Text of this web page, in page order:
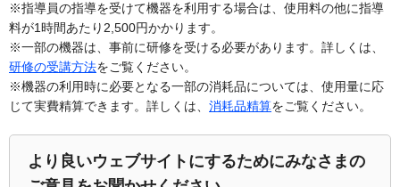
※指導員の指導を受けて機器を利用する場合は、使用料の他に指導
料が1時間あたり2,500円かかります。
※一部の機器は、事前に研修を受ける必要があります。詳しくは、
研修の受講方法をご覧ください。
※機器の利用時に必要となる一部の消耗品については、使用量に応
じて実費精算できます。詳しくは、 消耗品精算をご覧ください。
より良いウェブサイトにするためにみなさまの